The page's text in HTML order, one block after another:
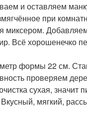
и оставляем
при
Всё хорошенечко
формы 22 см.
проверяем
сухая, значит
мягкий,